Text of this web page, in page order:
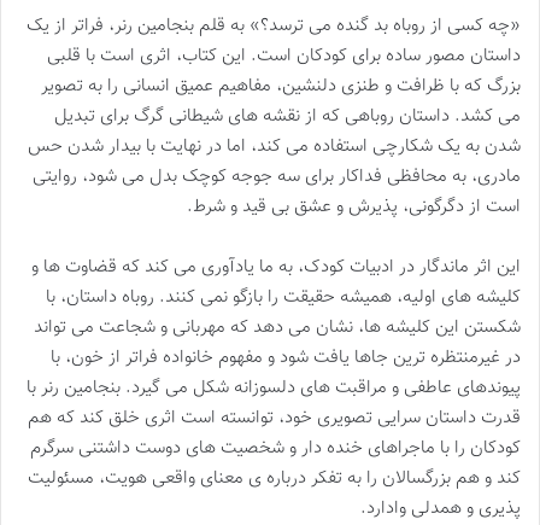
«چه کسی از روباه بد گنده می ترسد؟» به قلم بنجامین رنر، فراتر از یک
داستان مصور ساده برای کودکان است. این کتاب، اثری است با قلبی
بزرگ که با ظرافت و طنزی دلنشین، مفاهیم عمیق انسانی را به تصویر
می کشد. داستان روباهی که از نقشه های شیطانی گرگ برای تبدیل
شدن به یک شکارچی استفاده می کند، اما در نهایت با بیدار شدن حس
مادری، به محافظی فداکار برای سه جوجه کوچک بدل می شود، روایتی
است از دگرگونی، پذیرش و عشق بی قید و شرط.
این اثر ماندگار در ادبیات کودک، به ما یادآوری می کند که قضاوت ها و
کلیشه های اولیه، همیشه حقیقت را بازگو نمی کنند. روباه داستان، با
شکستن این کلیشه ها، نشان می دهد که مهربانی و شجاعت می تواند
در غیرمنتظره ترین جاها یافت شود و مفهوم خانواده فراتر از خون، با
پیوندهای عاطفی و مراقبت های دلسوزانه شکل می گیرد. بنجامین رنر با
قدرت داستان سرایی تصویری خود، توانسته است اثری خلق کند که هم
کودکان را با ماجراهای خنده دار و شخصیت های دوست داشتنی سرگرم
کند و هم بزرگسالان را به تفکر درباره ی معنای واقعی هویت، مسئولیت
پذیری و همدلی وادارد.